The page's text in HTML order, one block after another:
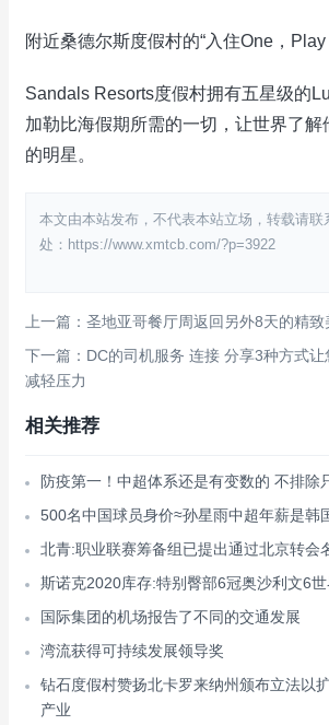
附近桑德尔斯度假村的“入住One，Play
Sandals Resorts度假村拥有五星级的
加勒比海假期所需的一切，让世界了解
的明星。
本文由本站发布，不代表本站立场，转载请联
处：https://www.xmtcb.com/?p=3922
上一篇：圣地亚哥餐厅周返回另外8天的精
下一篇：DC的司机服务 连接 分享3种方式
减轻压力
相关推荐
防疫第一！中超体系还是有变数的 不排除
500名中国球员身价≈孙星雨中超年薪是韩
北青:职业联赛筹备组已提出通过北京转会
斯诺克2020库存:特别臀部6冠奥沙利文6
国际集团的机场报告了不同的交通发展
湾流获得可持续发展领导奖
钻石度假村赞扬北卡罗来纳州颁布立法以
产业